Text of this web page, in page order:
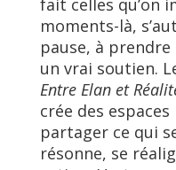
moments-là,
pause, à
un vrai soutien.
Entre Elan et
crée des
partager ce qui
résonne, se